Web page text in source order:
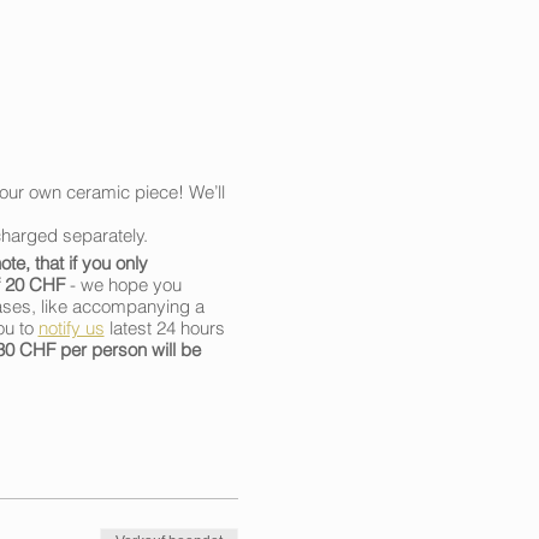
own ceramic piece! We’ll
separately.
that if you only
CHF- we hope you
like accompanying a
to notify us latest 24 hours
CHF per person will be